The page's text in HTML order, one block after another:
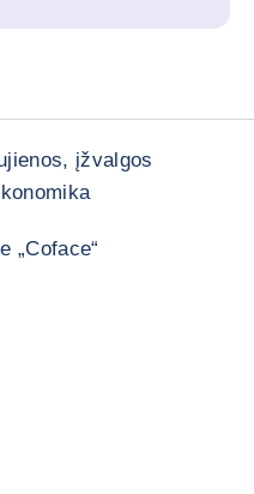
įžvalgos
„Coface“